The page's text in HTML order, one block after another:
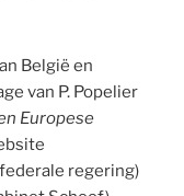
België en
van P. Popelier
Europese
regering)